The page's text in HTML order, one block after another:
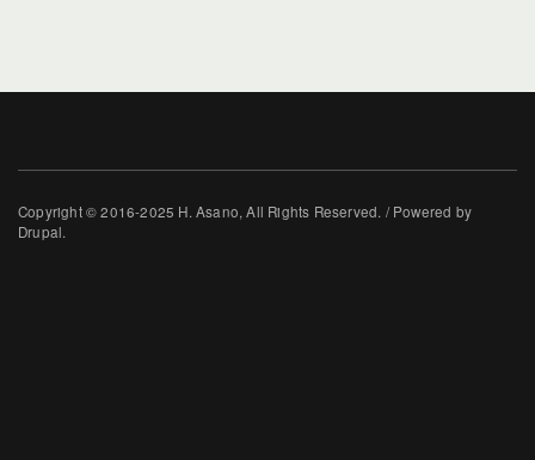
Copyright © 2016-2025 H. Asano, All Rights Reserved. / Powered by
Drupal.